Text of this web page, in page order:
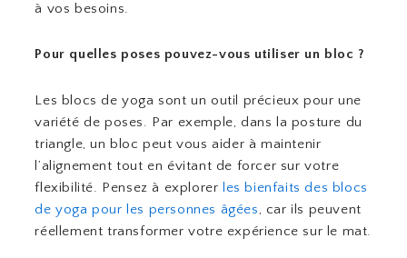
à vos besoins.
Pour quelles poses pouvez-vous utiliser un bloc ?
Les blocs de yoga sont un outil précieux pour une
variété de poses. Par exemple, dans la posture du
triangle, un bloc peut vous aider à maintenir
l’alignement tout en évitant de forcer sur votre
flexibilité. Pensez à explorer les bienfaits des blocs
de yoga pour les personnes âgées, car ils peuvent
réellement transformer votre expérience sur le mat.